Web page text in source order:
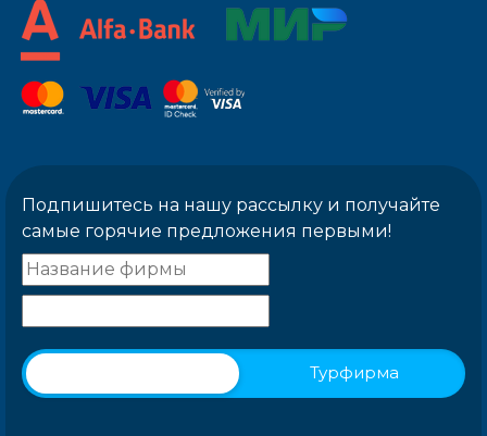
Подпишитесь на нашу рассылку и получайте
самые горячие предложения первыми!
Турфирма